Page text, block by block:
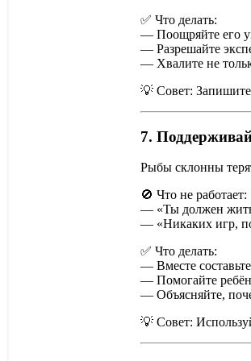
✅ Что делать:
— Поощряйте его
— Разрешайте
— Хвалите не
💡 Совет:
7.
Рыбы склонны
🚫 Что не работает:
— «Ты должен
— «Никаких игр,
✅ Что делать:
— Вместе
— Помогайте
— Объясняйте,
💡 Совет: